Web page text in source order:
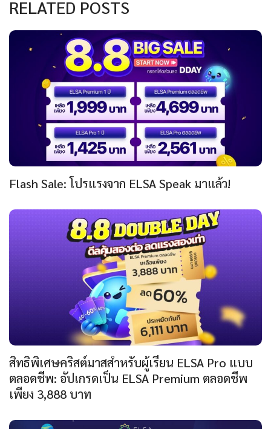
RELATED POSTS
Flash Sale: โปรแรงจาก ELSA Speak มาแล้ว!
สิทธิพิเศษคริสต์มาสสำหรับผู้เรียน ELSA Pro แบบ
ตลอดชีพ: อัปเกรดเป็น ELSA Premium ตลอดชีพ
เพียง 3,888 บาท